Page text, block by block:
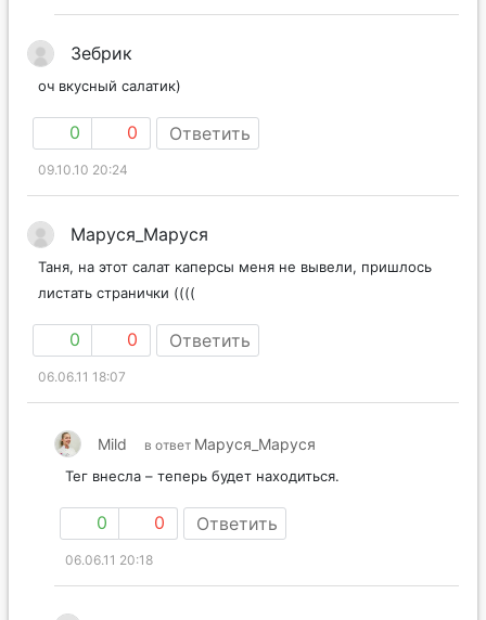
Зебрик
оч вкусный салатик)
0 0 Ответить
09.10.10 20:24
Маруся_Маруся
Таня, на этот салат каперсы меня не вывели, пришлось
листать странички ((((
0 0 Ответить
06.06.11 18:07
Mild в ответ Маруся_Маруся
Тег внесла – теперь будет находиться.
0 0 Ответить
06.06.11 20:18